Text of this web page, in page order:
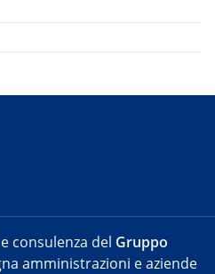
consulenza del Gruppo
amministrazioni e aziende